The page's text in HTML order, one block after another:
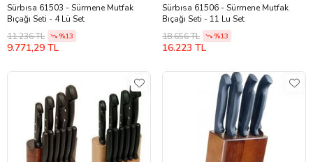
Sürbısa 61503 - Sürmene Mutfak
Bıçağı Seti - 4 Lü Set
11.236 TL
%13
9.771,29 TL
Sürbısa 61506 - Sürmene Mutfak
Bıçağı Seti - 11 Lu Set
18.656 TL
%13
16.223 TL